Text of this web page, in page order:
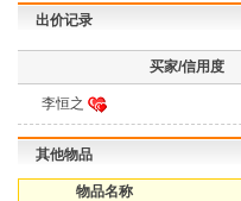
出价记录
买家/信用度
李恒之
其他物品
物品名称